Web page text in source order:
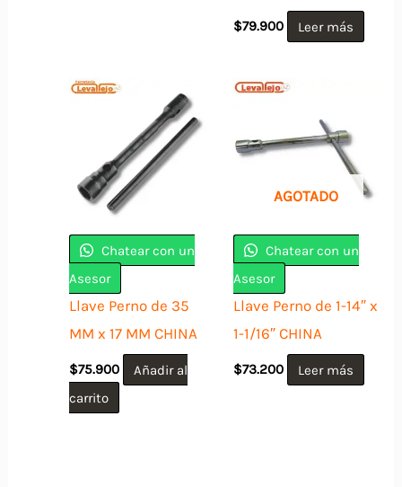
$79.900 Leer más
Chatear con un
Asesor
Llave Perno de 35
MM x 17 MM CHINA
$75.900
Añadir al
carrito
AGOTADO
Chatear con un
Asesor
Llave Perno de 1-14″ x
1-1/16″ CHINA
$73.200 Leer más